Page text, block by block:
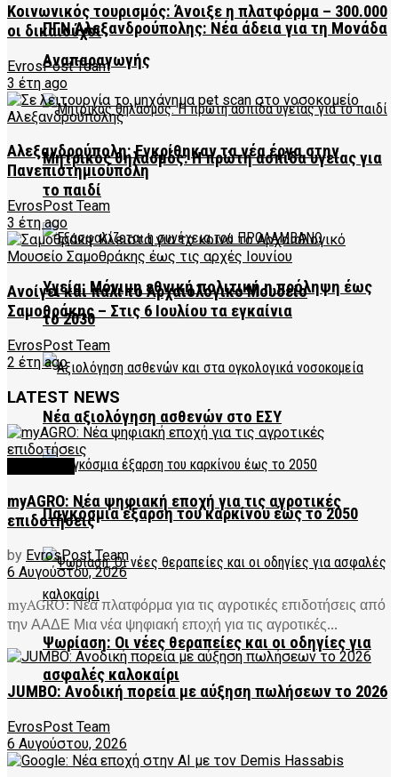
ΠΓΝ Αλεξανδρούπολης: Νέα άδεια για τη Μονάδα
Αναπαραγωγής
Μητρικός θηλασμός: Η πρώτη ασπίδα υγείας για
το παιδί
Υγεία: Μόνιμη εθνική πολιτική η πρόληψη έως
το 2030
Νέα αξιολόγηση ασθενών στο ΕΣΥ
Παγκόσμια έξαρση του καρκίνου έως το 2050
Ψωρίαση: Οι νέες θεραπείες και οι οδηγίες για
ασφαλές καλοκαίρι
Κοινωνικός τουρισμός: Άνοιξε η πλατφόρμα – 300.000
οι δικαιούχοι
EvrosPost Team
3 έτη ago
Αλεξανδρούπολη: Εγκρίθηκαν τα νέα έργα στην
Πανεπιστημιούπολη
EvrosPost Team
3 έτη ago
Ανοίγει και πάλι το Αρχαιολογικό Μουσείο
Σαμοθράκης – Στις 6 Ιουλίου τα εγκαίνια
EvrosPost Team
2 έτη ago
LATEST NEWS
myAGRO: Νέα ψηφιακή εποχή για τις αγροτικές
επιδοτήσεις
by EvrosPost Team
6 Αυγούστου, 2026
myAGRO: Νέα πλατφόρμα για τις αγροτικές επιδοτήσεις από
την ΑΑΔΕ Μια νέα ψηφιακή εποχή για τις αγροτικές...
JUMBO: Ανοδική πορεία με αύξηση πωλήσεων το 2026
EvrosPost Team
6 Αυγούστου, 2026